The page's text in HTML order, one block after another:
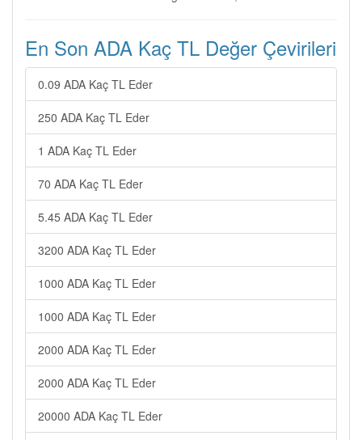
En Son ADA Kaç TL Değer Çevirileri
0.09 ADA Kaç TL Eder
250 ADA Kaç TL Eder
1 ADA Kaç TL Eder
70 ADA Kaç TL Eder
5.45 ADA Kaç TL Eder
3200 ADA Kaç TL Eder
1000 ADA Kaç TL Eder
1000 ADA Kaç TL Eder
2000 ADA Kaç TL Eder
2000 ADA Kaç TL Eder
20000 ADA Kaç TL Eder